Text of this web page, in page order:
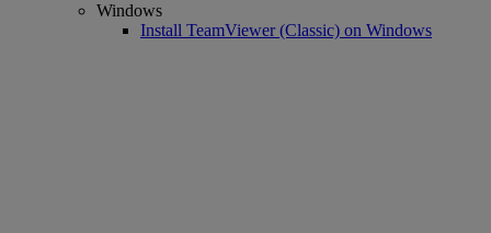
Windows
Install TeamViewer (Classic) on Windows